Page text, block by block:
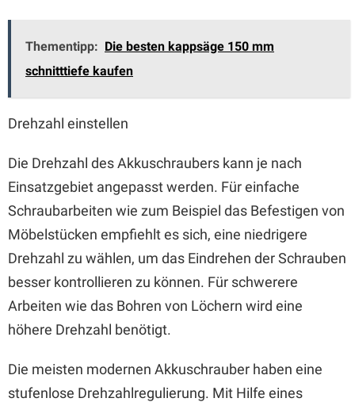
Thementipp: Die besten kappsäge 150 mm
schnitttiefe kaufen
Drehzahl einstellen
Die Drehzahl des Akkuschraubers kann je nach
Einsatzgebiet angepasst werden. Für einfache
Schraubarbeiten wie zum Beispiel das Befestigen von
Möbelstücken empfiehlt es sich, eine niedrigere
Drehzahl zu wählen, um das Eindrehen der Schrauben
besser kontrollieren zu können. Für schwerere
Arbeiten wie das Bohren von Löchern wird eine
höhere Drehzahl benötigt.
Die meisten modernen Akkuschrauber haben eine
stufenlose Drehzahlregulierung. Mit Hilfe eines